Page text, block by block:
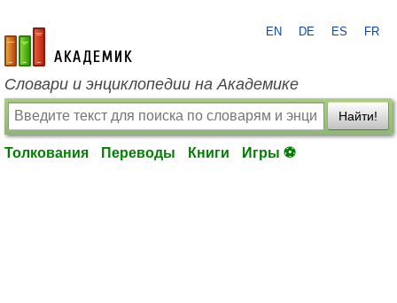
academic.ru
EN DE ES FR
Словари и энциклопедии на Академике
Найти!
Толкования Переводы Книги Игры ⚽